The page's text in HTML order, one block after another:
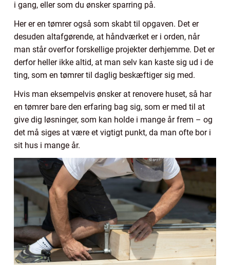
i gang, eller som du ønsker sparring på.
Her er en tømrer også som skabt til opgaven. Det er
desuden altafgørende, at håndværket er i orden, når
man står overfor forskellige projekter derhjemme. Det er
derfor heller ikke altid, at man selv kan kaste sig ud i de
ting, som en tømrer til daglig beskæftiger sig med.
Hvis man eksempelvis ønsker at renovere huset, så har
en tømrer bare den erfaring bag sig, som er med til at
give dig løsninger, som kan holde i mange år frem – og
det må siges at være et vigtigt punkt, da man ofte bor i
sit hus i mange år.